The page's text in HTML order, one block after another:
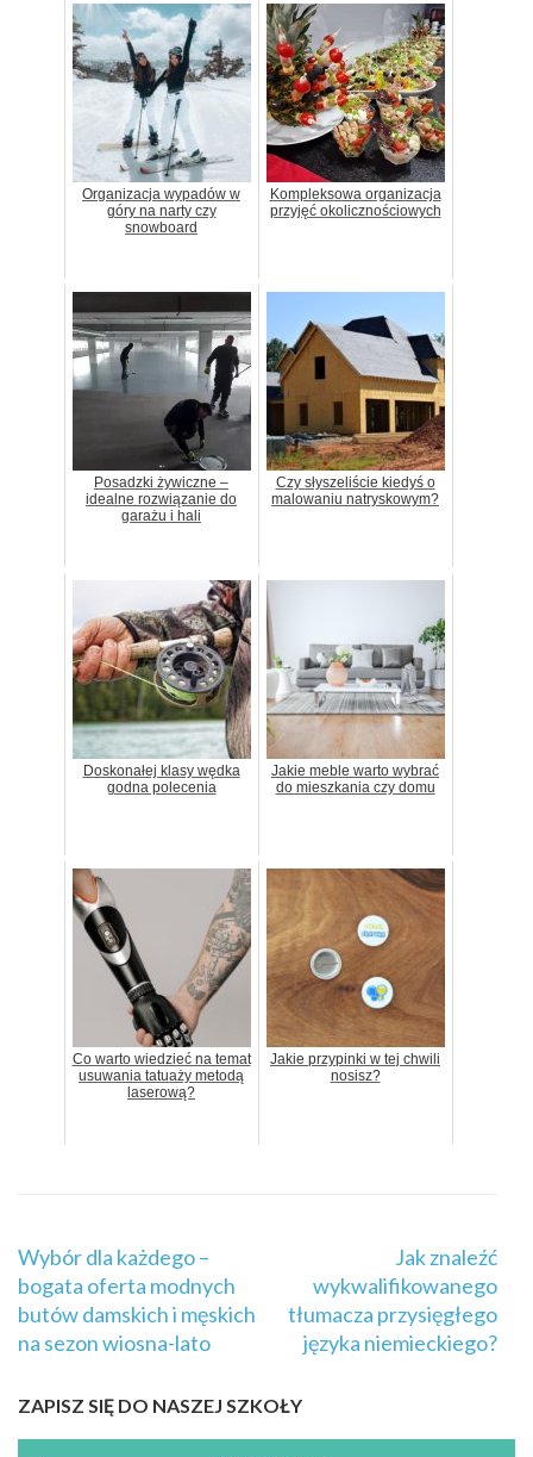
Organizacja wypadów w
góry na narty czy
snowboard
Kompleksowa organizacja
przyjęć okolicznościowych
Posadzki żywiczne –
idealne rozwiązanie do
garażu i hali
Czy słyszeliście kiedyś o
malowaniu natryskowym?
Doskonałej klasy wędka
godna polecenia
Jakie meble warto wybrać
do mieszkania czy domu
Co warto wiedzieć na temat
usuwania tatuaży metodą
laserową?
Jakie przypinki w tej chwili
nosisz?
Nawigacja
wpisu
Wybór dla każdego –
bogata oferta modnych
butów damskich i męskich
na sezon wiosna-lato
Jak znaleźć
wykwalifikowanego
tłumacza przysięgłego
języka niemieckiego?
ZAPISZ SIĘ DO NASZEJ SZKOŁY